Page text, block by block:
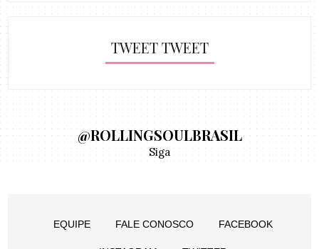
TWEET TWEET
@ROLLINGSOULBRASIL
Siga
EQUIPE FALE CONOSCO FACEBOOK